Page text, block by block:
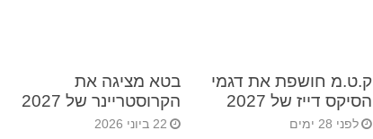
ק.ט.מ חושפת את דגמי
הסיקס דייז של 2027
לפני 28 ימים
בטא מציגה את
הקרוסטריינר של 2027
22 ביוני 2026